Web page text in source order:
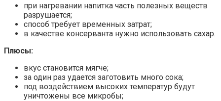
при нагревании напитка часть полезных веществ
разрушается;
способ требует временных затрат;
в качестве консерванта нужно использовать сахар.
Плюсы:
вкус становится мягче;
за один раз удается заготовить много сока;
под воздействием высоких температур будут
уничтожены все микробы;